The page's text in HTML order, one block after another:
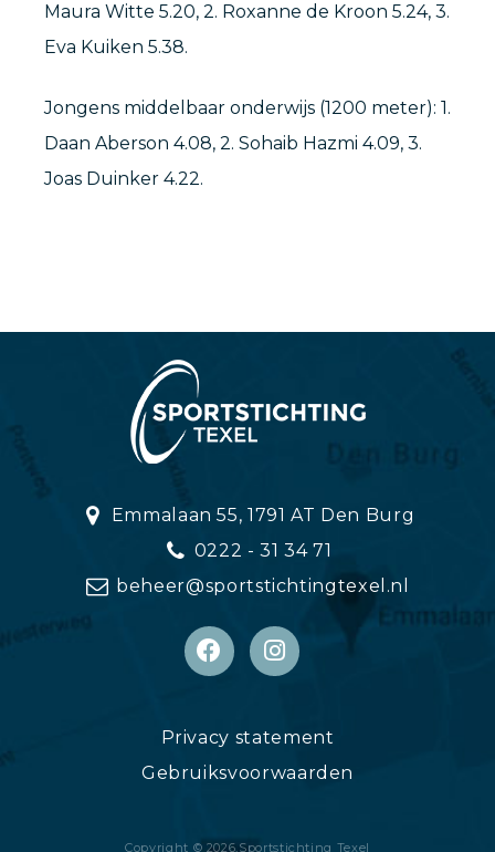
Maura Witte 5.20, 2. Roxanne de Kroon 5.24, 3.
Eva Kuiken 5.38.
Jongens middelbaar onderwijs (1200 meter): 1.
Daan Aberson 4.08, 2. Sohaib Hazmi 4.09, 3.
Joas Duinker 4.22.
Emmalaan 55, 1791 AT Den Burg
0222 - 31 34 71
beheer@sportstichtingtexel.nl
Privacy statement
Gebruiksvoorwaarden
Copyright © 2026,Sportstichting Texel